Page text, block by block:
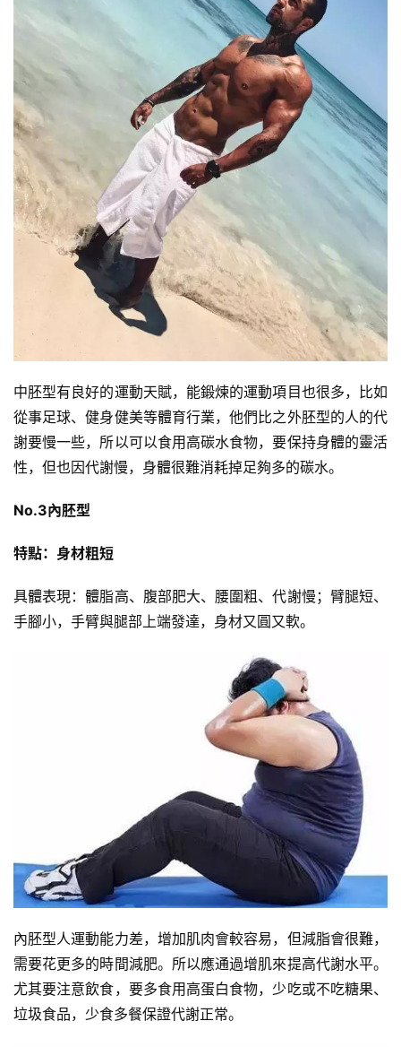
中胚型有良好的運動天賦，能鍛煉的運動項目也很多，比如
從事足球、健身健美等體育行業，他們比之外胚型的人的代
謝要慢一些，所以可以食用高碳水食物，要保持身體的靈活
性，但也因代謝慢，身體很難消耗掉足夠多的碳水。
No.3內胚型
特點：身材粗短
具體表現：體脂高、腹部肥大、腰圍粗、代謝慢；臂腿短、
手腳小，手臂與腿部上端發達，身材又圓又軟。
內胚型人運動能力差，增加肌肉會較容易，但減脂會很難，
需要花更多的時間減肥。所以應通過增肌來提高代謝水平。
尤其要注意飲食，要多食用高蛋白食物，少吃或不吃糖果、
垃圾食品，少食多餐保證代謝正常。